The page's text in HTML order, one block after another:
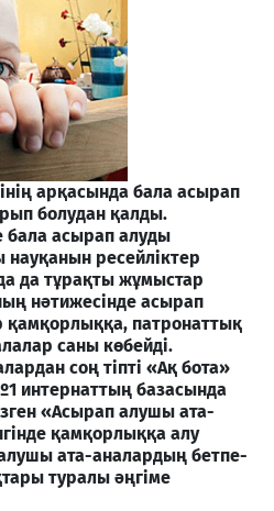
арқасында бала асырап
болудан қалды.
бала асырап алуды
ресейліктер
да тұрақты жұмыстар
нәтижесінде асырап
қамқорлыққа, патронаттық
саны көбейді.
соң тіпті «Ақ бота»
интернаттың базасында
«Асырап алушы ата-
қамқорлыққа алу
ата-аналардың бетпе-
туралы әңгіме